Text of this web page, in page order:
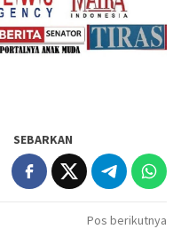
SEBARKAN
Pos berikutnya